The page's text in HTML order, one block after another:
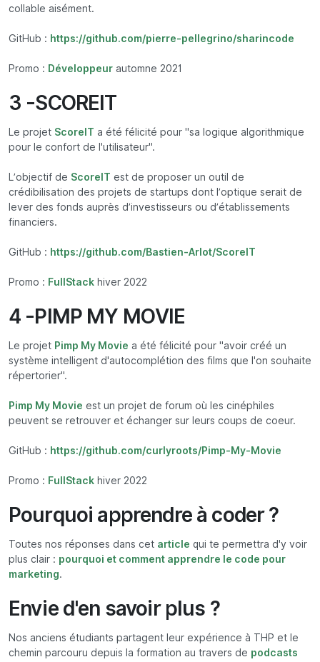
collable aisément.
GitHub : https://github.com/pierre-pellegrino/sharincode
Promo : Développeur automne 2021
3 -SCOREIT
Le projet ScoreIT a été félicité pour "sa logique algorithmique
pour le confort de l'utilisateur".
L’objectif de ScoreIT est de proposer un outil de
crédibilisation des projets de startups dont l’optique serait de
lever des fonds auprès d’investisseurs ou d’établissements
financiers.
GitHub : https://github.com/Bastien-Arlot/ScoreIT
Promo : FullStack hiver 2022
4 -PIMP MY MOVIE
Le projet Pimp My Movie a été félicité pour "avoir créé un
système intelligent d'autocomplétion des films que l'on souhaite
répertorier".
Pimp My Movie est un projet de forum où les cinéphiles
peuvent se retrouver et échanger sur leurs coups de coeur.
GitHub : https://github.com/curlyroots/Pimp-My-Movie
Promo : FullStack hiver 2022
Pourquoi apprendre à coder ?
Toutes nos réponses dans cet article qui te permettra d'y voir
plus clair : pourquoi et comment apprendre le code pour
marketing.
Envie d'en savoir plus ?
Nos anciens étudiants partagent leur expérience à THP et le
chemin parcouru depuis la formation au travers de podcasts